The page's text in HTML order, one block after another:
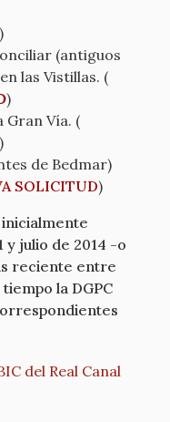
)
(antiguos
las Vistillas. (
)
Gran Vía. (
)
de Bedmar)
SOLICITUD)
y julio de 2014 -o
reciente entre
la DGPC
del Real Canal